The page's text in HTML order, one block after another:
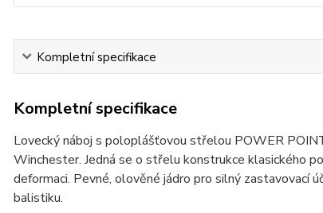
Kompletní specifikace
Kompletní specifikace
Lovecký náboj s poloplášťovou střelou POWER
Winchester. Jedná se o střelu konstrukce klasického
deformaci. Pevné, olověné jádro pro silný zastavovací
balistiku.